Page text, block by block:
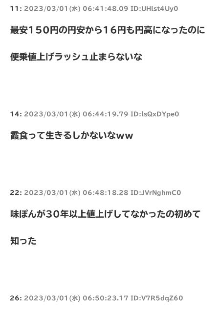
11: 2023/03/01(水) 06:41:48.09 ID:UHlst4Uy0
最安150円の円安から16円も円高になったのに
便乗値上げラッシュ止まらないな
14: 2023/03/01(水) 06:44:19.79 ID:lsQxDYpe0
霞食って生きるしかないなｗｗ
22: 2023/03/01(水) 06:48:18.28 ID:JVrNghmC0
味ぽんが30年以上値上げしてなかったの初めて
知った
26: 2023/03/01(水) 06:50:23.17 ID:V7R5dqZ60